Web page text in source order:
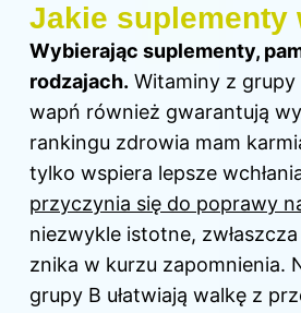
Jakie suplementy
Wybierając suplementy,
rodzajach. Witaminy z
wapń również gwarantują
rankingu zdrowia mam
tylko wspiera lepsze
przyczynia się do poprawy
niezwykle istotne,
znika w kurzu zapomnienia.
grupy B ułatwiają walkę z